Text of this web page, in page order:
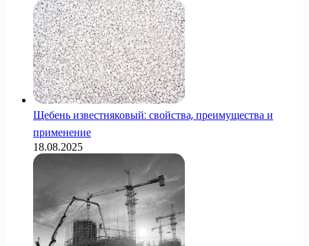
Щебень известняковый: свойства, преимущества и
применение
18.08.2025